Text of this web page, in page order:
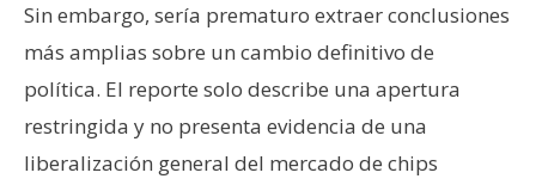
Sin embargo, sería prematuro extraer conclusiones
más amplias sobre un cambio definitivo de
política. El reporte solo describe una apertura
restringida y no presenta evidencia de una
liberalización general del mercado de chips